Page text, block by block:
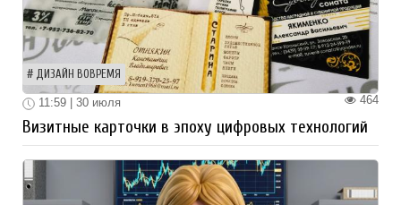
ДИЗАЙН ВОВРЕМЯ
464
11:59 | 30 июля
Визитные карточки в эпоху цифровых технологий